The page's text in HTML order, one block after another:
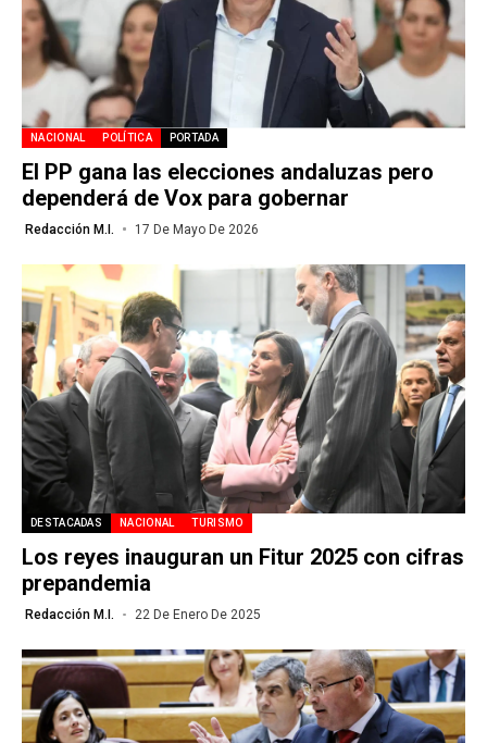
NACIONAL POLÍTICA PORTADA
El PP gana las elecciones andaluzas pero
dependerá de Vox para gobernar
Redacción M.I. 17 De Mayo De 2026
DESTACADAS NACIONAL TURISMO
Los reyes inauguran un Fitur 2025 con cifras
prepandemia
Redacción M.I. 22 De Enero De 2025